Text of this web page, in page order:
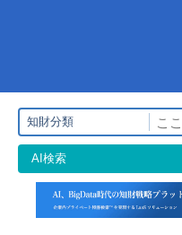
知財分類
AI検索